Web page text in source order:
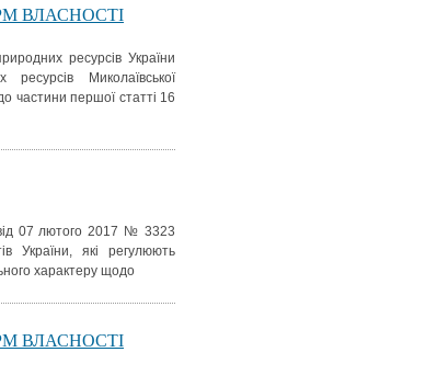
ВЛАСНОСТІ
ресурсів України
Миколаївської
частини першої статті 16
07 лютого 2017 № 3323
України, які регулюють
характеру щодо
ВЛАСНОСТІ